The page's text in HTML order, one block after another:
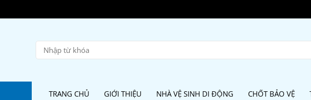
TRANG CHỦ GIỚI THIỆU NHÀ VỆ SINH DI ĐỘNG CHỐT BẢO VỆ